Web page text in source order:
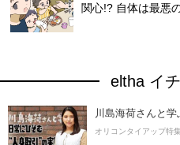
関心!? 自体は最悪
eltha イ
川島海荷さんと学
オリコンタイアップ特